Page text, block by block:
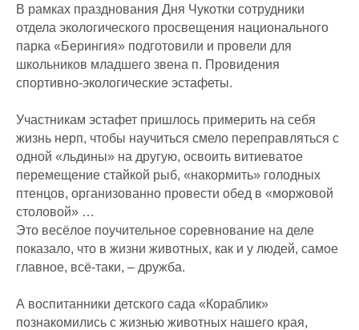
В рамках празднования Дня Чукотки сотрудники
отдела экологического просвещения национального
парка «Берингия» подготовили и провели для
школьников младшего звена п. Провидения
спортивно-экологические эстафеты.
Участникам эстафет пришлось примерить на себя
жизнь нерп, чтобы научиться смело переправляться с
одной «льдины» на другую, освоить витиеватое
перемещение стайкой рыб, «накормить» голодных
птенцов, организованно провести обед в «моржовой
столовой» …
Это весёлое поучительное соревнование на деле
показало, что в жизни животных, как и у людей, самое
главное, всё-таки, – дружба.
А воспитанники детского сада «Кораблик»
познакомились с жизнью животных нашего края,